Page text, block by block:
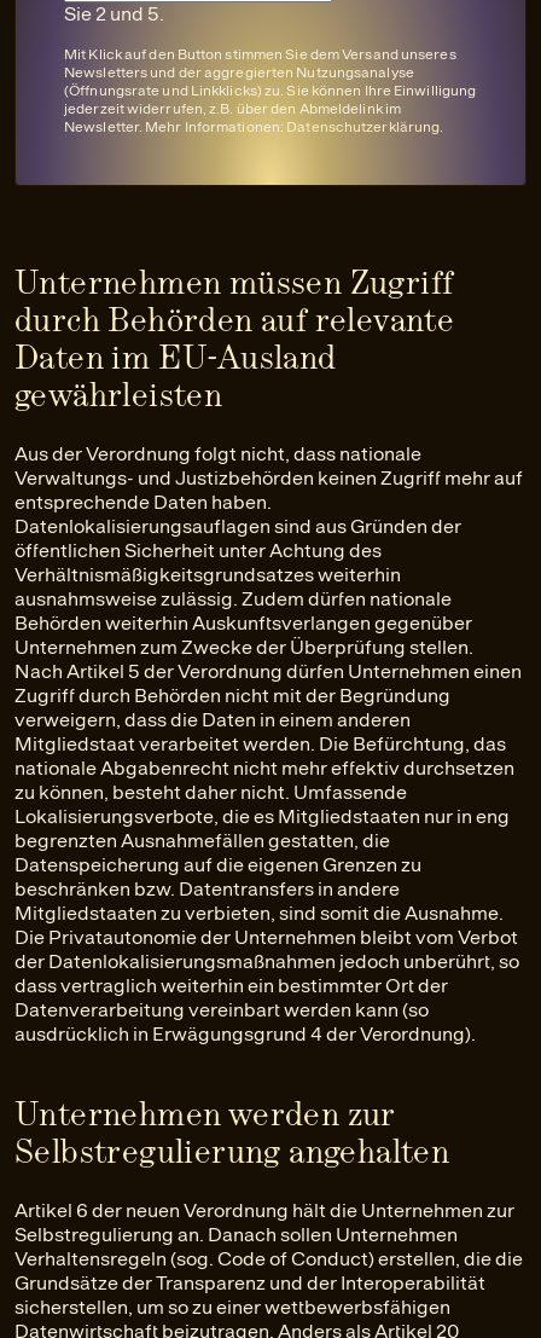
Sie 2 und 5.
Mit Klick auf den Button stimmen Sie dem Versand unseres
Newsletters und der aggregierten Nutzungsanalyse
(Öffnungsrate und Linkklicks) zu. Sie können Ihre Einwilligung
jederzeit widerrufen, z.B. über den Abmeldelink im
Newsletter. Mehr Informationen: Datenschutzerklärung
Unternehmen müssen Zugriff
durch Behörden auf relevante
Daten im EU-Ausland
gewährleisten
Aus der Verordnung folgt nicht, dass nationale
Verwaltungs- und Justizbehörden keinen Zugriff mehr auf
entsprechende Daten haben.
Datenlokalisierungsauflagen sind aus Gründen der
öffentlichen Sicherheit unter Achtung des
Verhältnismäßigkeitsgrundsatzes weiterhin
ausnahmsweise zulässig. Zudem dürfen nationale
Behörden weiterhin Auskunftsverlangen gegenüber
Unternehmen zum Zwecke der Überprüfung stellen.
Nach Artikel 5 der Verordnung dürfen Unternehmen einen
Zugriff durch Behörden nicht mit der Begründung
verweigern, dass die Daten in einem anderen
Mitgliedstaat verarbeitet werden. Die Befürchtung, das
nationale Abgabenrecht nicht mehr effektiv durchsetzen
zu können, besteht daher nicht. Umfassende
Lokalisierungsverbote, die es Mitgliedstaaten nur in eng
begrenzten Ausnahmefällen gestatten, die
Datenspeicherung auf die eigenen Grenzen zu
beschränken bzw. Datentransfers in andere
Mitgliedstaaten zu verbieten, sind somit die Ausnahme.
Die Privatautonomie der Unternehmen bleibt vom Verbot
der Datenlokalisierungsmaßnahmen jedoch unberührt, so
dass vertraglich weiterhin ein bestimmter Ort der
Datenverarbeitung vereinbart werden kann (so
ausdrücklich in Erwägungsgrund 4 der Verordnung).
Unternehmen werden zur
Selbstregulierung angehalten
Artikel 6 der neuen Verordnung hält die Unternehmen zur
Selbstregulierung an. Danach sollen Unternehmen
Verhaltensregeln (sog. Code of Conduct) erstellen, die die
Grundsätze der Transparenz und der Interoperabilität
sicherstellen, um so zu einer wettbewerbsfähigen
Datenwirtschaft beizutragen. Anders als Artikel 20